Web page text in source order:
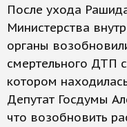
После ухода
Министерства
органы
смертельного ДТП
котором
Депутат Госдумы
что возобновить